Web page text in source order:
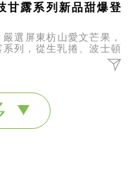
甘露系列新品甜爆登
選屏東枋山愛文芒果，
列，從生乳捲、波士頓
發的夏日幸福滋味！